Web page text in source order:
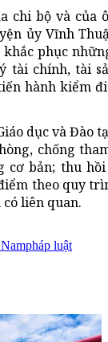
bộ và của
ủy Vĩnh
phục
tài chính, tài
hành kiểm
dục và Đào
chống
cơ bản; thu
theo quy
liên quan.
pháp luật